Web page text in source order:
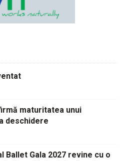
maturitatea unui
deschidere
Ballet Gala 2027 revine cu o